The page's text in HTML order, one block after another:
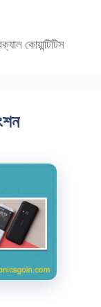
কোয়ান্টিটিস